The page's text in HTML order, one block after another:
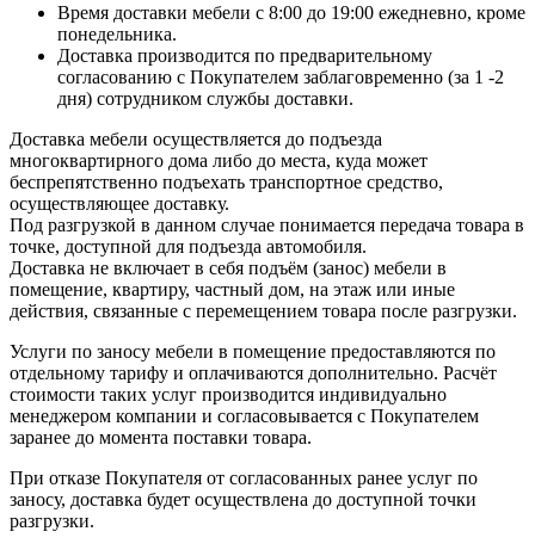
Время доставки мебели с 8:00 до 19:00 ежедневно, кроме
понедельника.
Доставка производится по предварительному
согласованию с Покупателем заблаговременно (за 1 -2
дня) сотрудником службы доставки.
Доставка мебели осуществляется до подъезда
многоквартирного дома либо до места, куда может
беспрепятственно подъехать транспортное средство,
осуществляющее доставку.
Под разгрузкой в данном случае понимается передача товара в
точке, доступной для подъезда автомобиля.
Доставка не включает в себя подъём (занос) мебели в
помещение, квартиру, частный дом, на этаж или иные
действия, связанные с перемещением товара после разгрузки.
Услуги по заносу мебели в помещение предоставляются по
отдельному тарифу и оплачиваются дополнительно. Расчёт
стоимости таких услуг производится индивидуально
менеджером компании и согласовывается с Покупателем
заранее до момента поставки товара.
При отказе Покупателя от согласованных ранее услуг по
заносу, доставка будет осуществлена до доступной точки
разгрузки.